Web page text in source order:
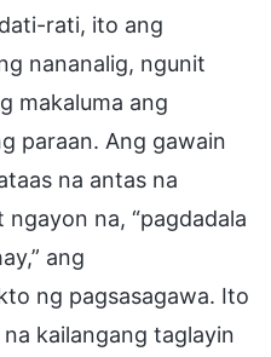
rati, ito ang
nananalig, ngunit
makaluma ang
paraan. Ang gawain
na antas na
na, “pagdadala
ang
ng pagsasagawa. Ito
kailangang taglayin